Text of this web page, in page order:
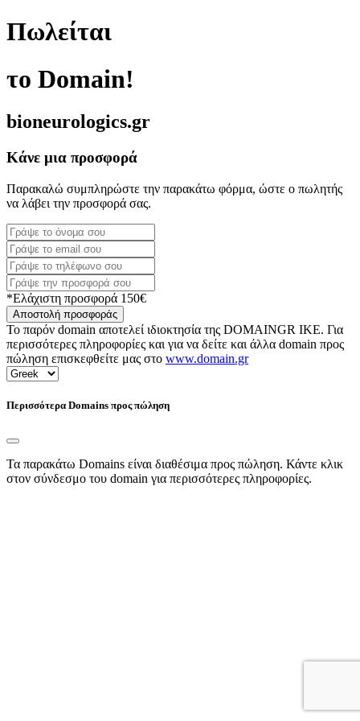
Πωλείται
το Domain!
bioneurologics.gr
Κάνε μια προσφορά
Παρακαλώ συμπληρώστε την παρακάτω φόρμα, ώστε ο πωλητής
να λάβει την προσφορά σας.
*Ελάχιστη προσφορά 150€
Αποστολή προσφοράς
Το παρόν domain αποτελεί ιδιοκτησία της DOMAINGR ΙΚΕ. Για
περισσότερες πληροφορίες και για να δείτε και άλλα domain προς
πώληση επισκεφθείτε μας στο www.domain.gr
Περισσότερα Domains προς πώληση
Τα παρακάτω Domains είναι διαθέσιμα προς πώληση. Κάντε κλικ
στον σύνδεσμο του domain για περισσότερες πληροφορίες.